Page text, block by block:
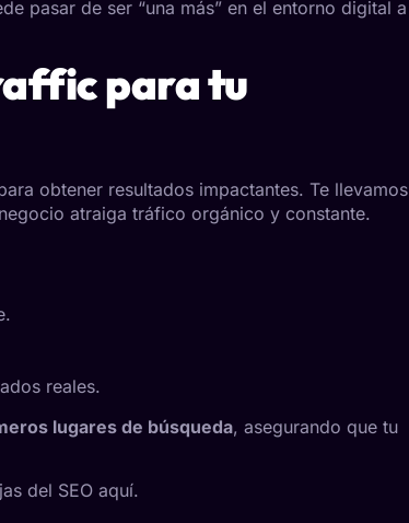
pasar de ser “una más” en el entorno digital a
para tu
obtener resultados impactantes. Te llevamos
atraiga tráfico orgánico y constante.
reales.
lugares de búsqueda, asegurando que tu
del SEO aquí.